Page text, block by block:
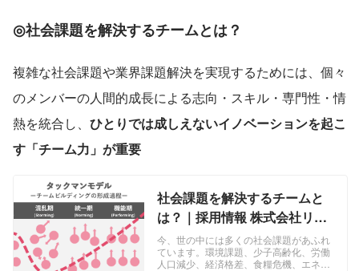
◎社会課題を解決するチームとは？
複雑な社会課題や業界課題解決を実現するためには、個々
のメンバーの人間的成長による志向・スキル・専門性・情
熱を統合し、 ひとりでは成しえないイノベーションを起こ
す「チーム力」が重要
社会課題を解決するチームと
は？｜採用情報 株式会社リジ
ョブ
今、世の中には多くの社会課題があふれ
ています。環境課題、少子高齢化、労働
人口減少、経済格差、食糧危機、エネル